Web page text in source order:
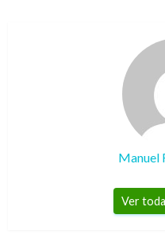
Manuel
Ver